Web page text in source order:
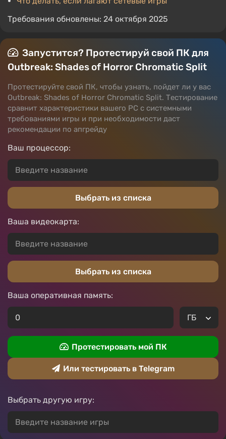
Требования обновлены: 24 октября 2025
Запустится? Протестируй свой ПК для
Outbreak: Shades of Horror Chromatic Split
Протестируйте свой ПК, чтобы узнать, пойдет ли у вас
Outbreak: Shades of Horror Chromatic Split. Тестирование
сравнит характеристики вашего PC с системными
требованиями игры и при необходимости даст
рекомендации по апгрейду
Ваш процессор:
Выбрать из списка
Ваша видеокарта:
Выбрать из списка
Ваша оперативная память:
Протестировать мой ПК
Или тестировать в Telegram
Выбрать другую игру: